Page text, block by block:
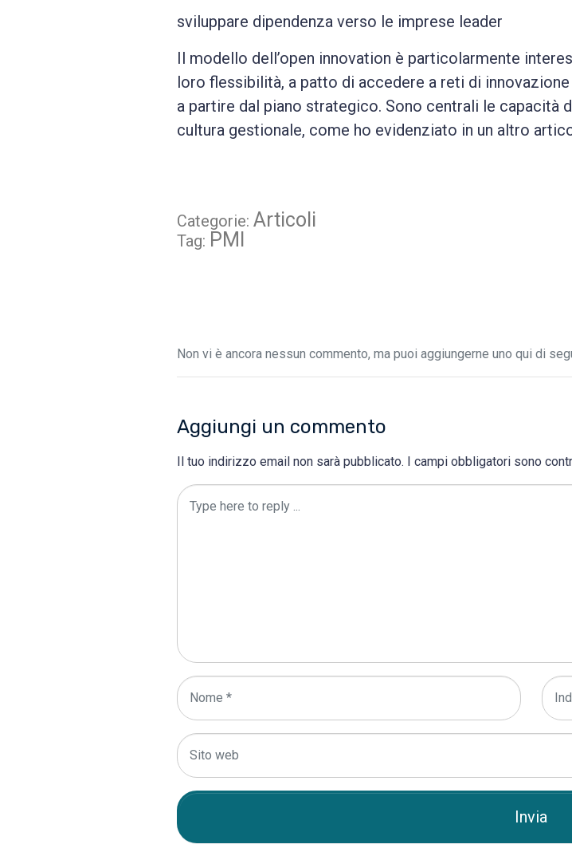
sviluppare dipendenza verso le imprese leader
Il modello dell’open innovation è particolarmente
loro flessibilità, a patto di accedere a reti di
a partire dal piano strategico. Sono centrali le capacità
cultura gestionale, come ho evidenziato in un altro
Categorie: Articoli
Tag: PMI
Non vi è ancora nessun commento, ma puoi aggiungerne uno qui di
Aggiungi un commento
Il tuo indirizzo email non sarà pubblicato. I campi obbligatori sono
Commento
Nome
*
e-
mail
Sito
web
Invia
Take the quiz, discover
LEARN TO BE MORE
the
maggiore
Fai il quiz, scopri il tuo
ACQUISIRE più
video!